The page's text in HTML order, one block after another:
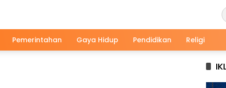
Pemerintahan Gaya Hidup Pendidikan Religi